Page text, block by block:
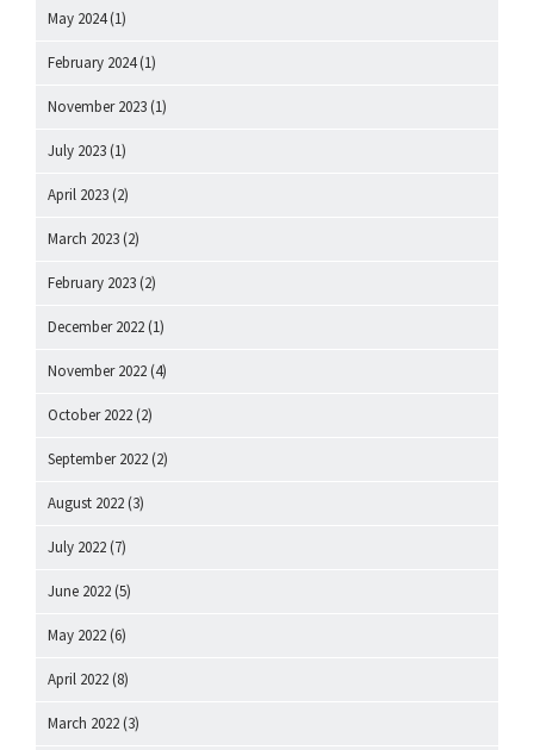
May 2024(1)
February 2024(1)
November 2023 (1)
July 2023 (1)
April 2023 (2)
March 2023 (2)
February 2023 (2)
December 2022 (1)
November 2022 (4)
October 2022 (2)
September 2022 (2)
August 2022 (3)
July 2022 (7)
June 2022 (5)
May 2022 (6)
April 2022 (8)
March 2022 (3)